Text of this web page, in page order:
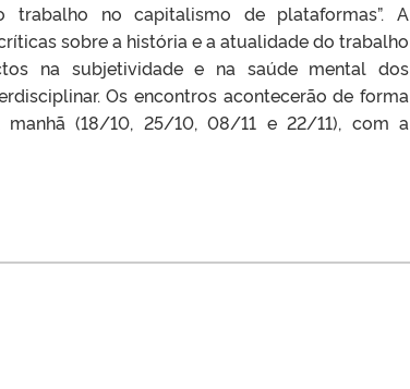
trabalho no capitalismo de plataformas”. A
sobre a história e a atualidade do trabalho
na subjetividade e na saúde mental dos
Os encontros acontecerão de forma
(18/10, 25/10, 08/11 e 22/11), com a